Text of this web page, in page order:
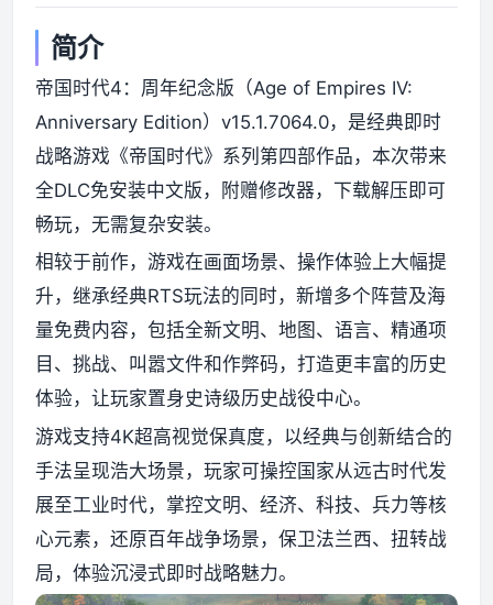
主题插件
技术分享
资源资讯
简介
帝国时代4：周年纪念版（Age of Empires IV:
Anniversary Edition）v15.1.7064.0，是经典即时
战略游戏《帝国时代》系列第四部作品，本次带来
全DLC免安装中文版，附赠修改器，下载解压即可
畅玩，无需复杂安装。
相较于前作，游戏在画面场景、操作体验上大幅提
升，继承经典RTS玩法的同时，新增多个阵营及海
量免费内容，包括全新文明、地图、语言、精通项
目、挑战、叫嚣文件和作弊码，打造更丰富的历史
体验，让玩家置身史诗级历史战役中心。
游戏支持4K超高视觉保真度，以经典与创新结合的
手法呈现浩大场景，玩家可操控国家从远古时代发
展至工业时代，掌控文明、经济、科技、兵力等核
心元素，还原百年战争场景，保卫法兰西、扭转战
局，体验沉浸式即时战略魅力。